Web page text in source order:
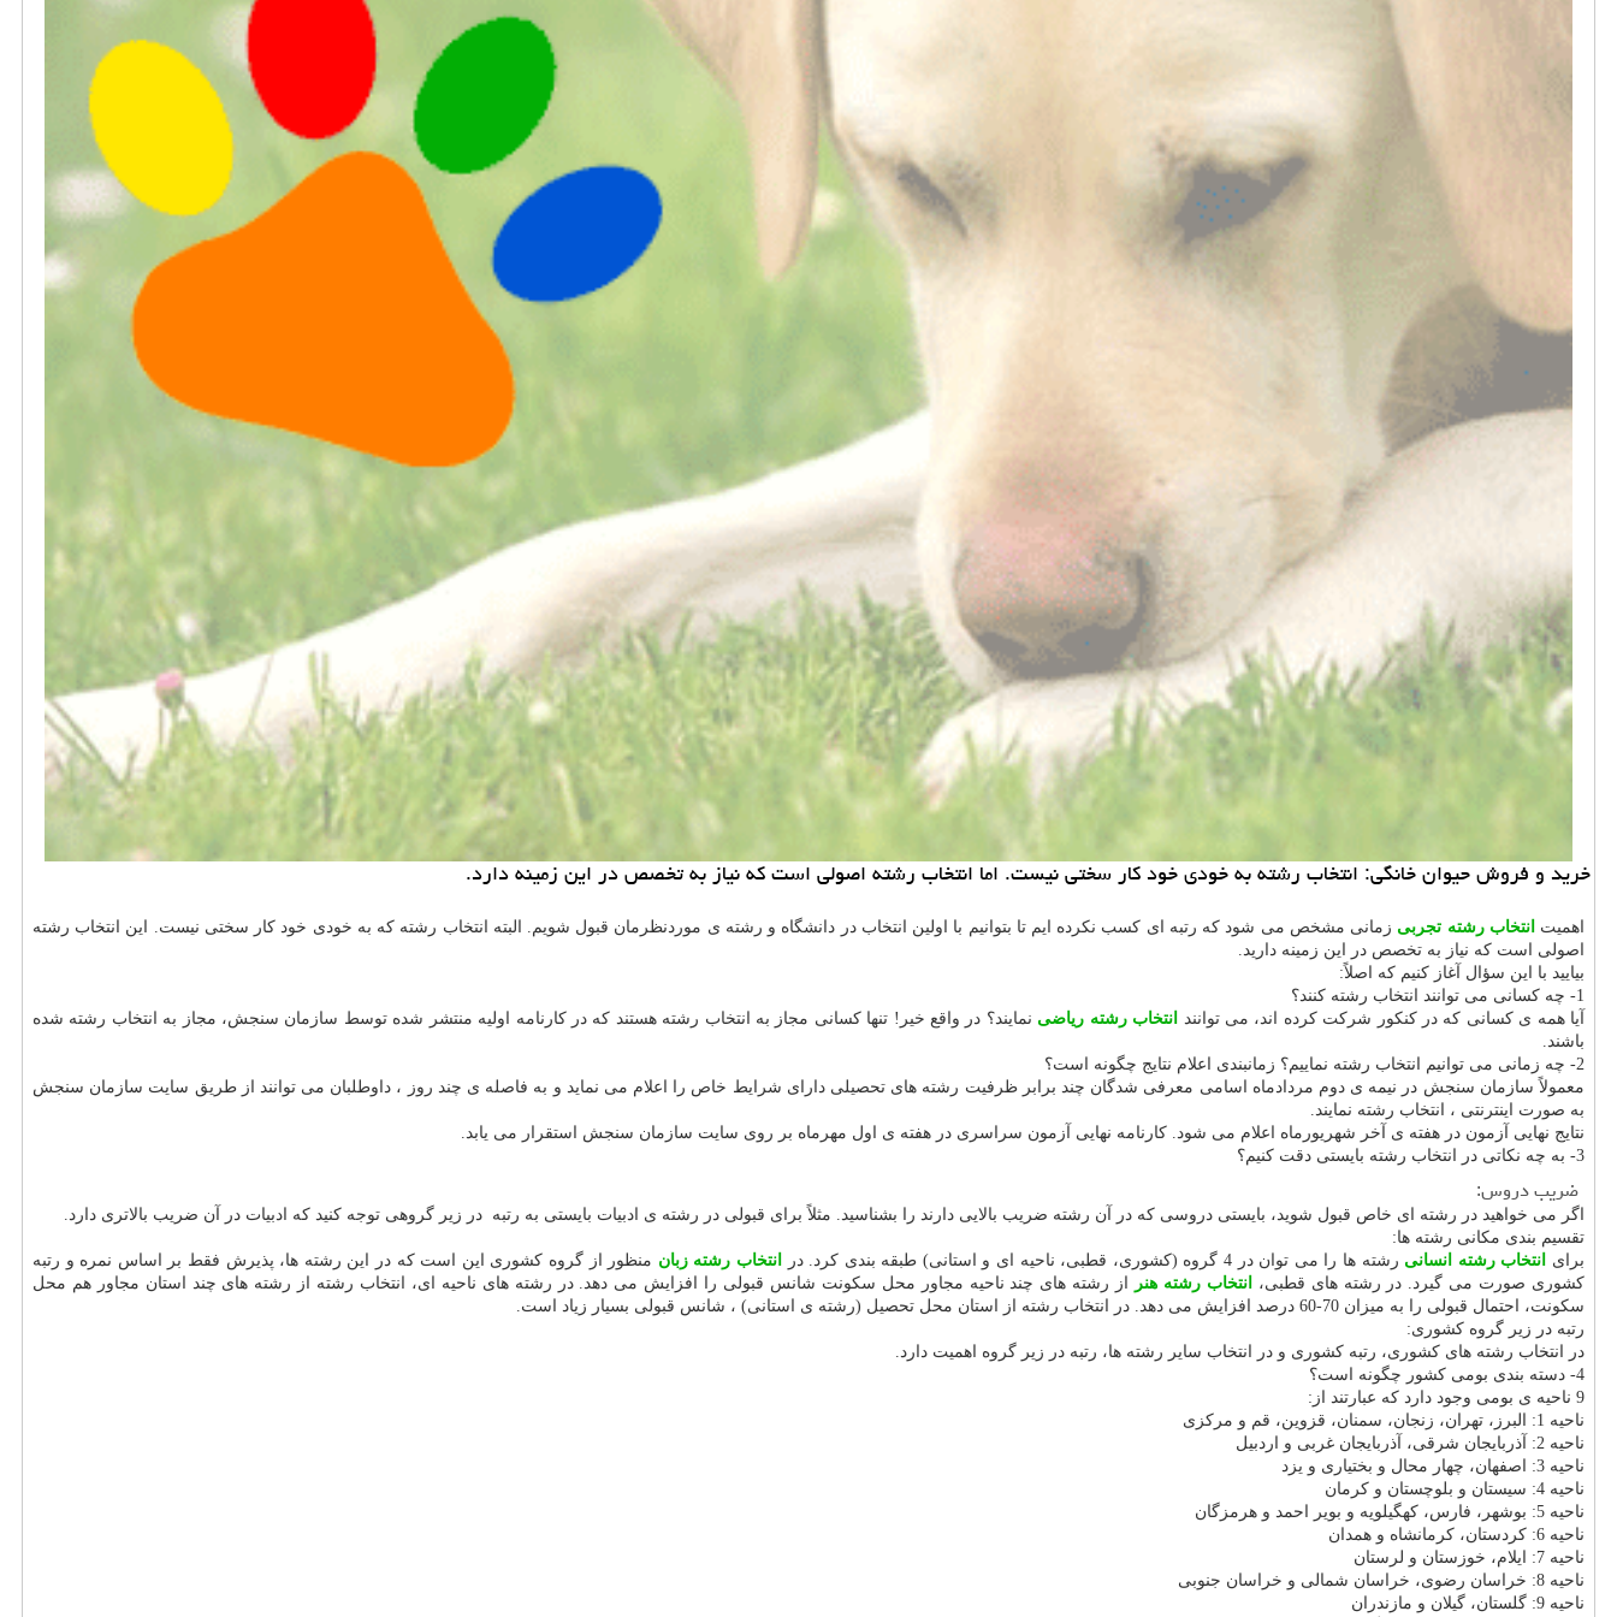
خرید و فروش حیوان خانگی: انتخاب رشته به خودی خود كار سختی نیست. اما انتخاب رشته اصولی است كه نیاز به تخصص در این زمینه دارد.
اهمیت انتخاب رشته تجربی زمانی مشخص می شود که رتبه ای کسب نکرده ایم تا بتوانیم با اولین انتخاب در دانشگاه و رشته ی موردنظرمان قبول شویم. البته انتخاب رشته که به خودی خود کار سختی نیست. این انتخاب رشته
اصولی است که نیاز به تخصص در این زمینه دارید.
بیایید با این سؤال آغاز کنیم که اصلاً:
1- چه کسانی می توانند انتخاب رشته کنند؟
آیا همه ی کسانی که در کنکور شرکت کرده اند، می توانند
انتخاب رشته ریاضی نمایند؟ در واقع خیر! تنها کسانی مجاز به انتخاب رشته هستند که در کارنامه اولیه منتشر شده توسط سازمان سنجش، مجاز به انتخاب رشته شده
باشند.
2- چه زمانی می توانیم انتخاب رشته نماییم؟ زمانبندی اعلام نتایج چگونه است؟
معمولاً سازمان سنجش در نیمه ی دوم مردادماه اسامی معرفی شدگان چند برابر ظرفیت رشته های تحصیلی دارای شرایط خاص را اعلام می نماید و به فاصله ی چند روز ، داوطلبان می توانند از طریق سایت سازمان سنجش
به صورت اینترنتی ، انتخاب رشته نمایند.
نتایج نهایی آزمون در هفته ی آخر شهریورماه اعلام می شود. کارنامه نهایی آزمون سراسری در هفته ی اول مهرماه بر روی سایت سازمان سنجش استقرار می یابد.
3- به چه نکاتی در انتخاب رشته بایستی دقت کنیم؟
ضریب دروس:
اگر می خواهید در رشته ای خاص قبول شوید، بایستی دروسی که در آن رشته ضریب بالایی دارند را بشناسید. مثلاً برای قبولی در رشته ی ادبیات بایستی به رتبه در زیر گروهی توجه کنید که ادبیات در آن ضریب بالاتری دارد.
تقسیم بندی مکانی رشته ها:
برای
انتخاب رشته انسانی رشته ها را می توان در 4 گروه (کشوری، قطبی، ناحیه ای و استانی) طبقه بندی کرد. در انتخاب رشته زبان منظور از گروه کشوری این است که در این رشته ها، پذیرش فقط بر اساس نمره و رتبه
کشوری صورت می گیرد. در رشته های قطبی،
انتخاب رشته هنر
از رشته های چند ناحیه مجاور محل سکونت شانس قبولی را افزایش می دهد. در رشته های ناحیه ای، انتخاب رشته از رشته های چند استان مجاور هم محل
سکونت، احتمال قبولی را به میزان 70-60 درصد افزایش می دهد. در انتخاب رشته از استان محل تحصیل (رشته ی استانی) ، شانس قبولی بسیار زیاد است.
رتبه در زیر گروه کشوری:
در انتخاب رشته های کشوری، رتبه کشوری و در انتخاب سایر رشته ها، رتبه در زیر گروه اهمیت دارد.
4- دسته بندی بومی کشور چگونه است؟
9 ناحیه ی بومی وجود دارد که عبارتند از:
ناحیه 1: البرز، تهران، زنجان، سمنان، قزوین، قم و مرکزی
ناحیه 2: آذربایجان شرقی، آذربایجان غربی و اردبیل
ناحیه 3: اصفهان، چهار محال و بختیاری و یزد
ناحیه 4: سیستان و بلوچستان و کرمان
ناحیه 5: بوشهر، فارس، کهگیلویه و بویر احمد و هرمزگان
ناحیه 6: کردستان، کرمانشاه و همدان
ناحیه 7: ایلام، خوزستان و لرستان
ناحیه 8: خراسان رضوی، خراسان شمالی و خراسان جنوبی
ناحیه 9: گلستان، گیلان و مازندران